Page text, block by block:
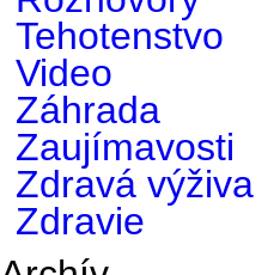
Tehotenstvo
Video
Záhrada
Zaujímavosti
Zdravá výživa
Zdravie